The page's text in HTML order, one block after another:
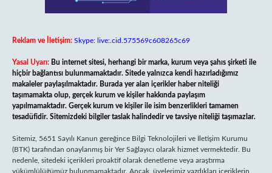
Reklam ve İletişim: Skype: live:.cid.575569c608265c69
Yasal Uyarı: Bu internet sitesi, herhangi bir marka, kurum veya şahıs şirketi ile
hiçbir bağlantısı bulunmamaktadır. Sitede yalnızca kendi hazırladığımız
makaleler paylaşılmaktadır. Burada yer alan içerikler haber niteliği
taşımamakta olup, gerçek kurum ve kişiler hakkında paylaşım
yapılmamaktadır. Gerçek kurum ve kişiler ile isim benzerlikleri tamamen
tesadüfidir. Sitemizdeki bilgiler taslak halindedir ve tavsiye niteliği taşımazlar.
Sitemiz, 5651 Sayılı Kanun gereğince Bilgi Teknolojileri ve İletişim Kurumu
(BTK) tarafından onaylanmış bir Yer Sağlayıcı olarak hizmet vermektedir. Bu
nedenle, sitedeki içerikleri proaktif olarak denetleme veya araştırma
yükümlülüğümüz bulunmamaktadır. Ancak, üyelerimiz yazdıkları içeriklerin